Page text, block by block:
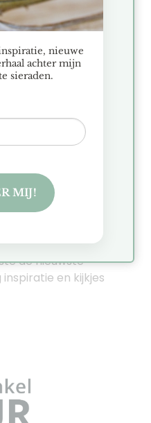
2025
zorgzame Kreeft
de nieuwste
en kijkjes
nieuwe
achter mijn
sieraden.
MIJ!